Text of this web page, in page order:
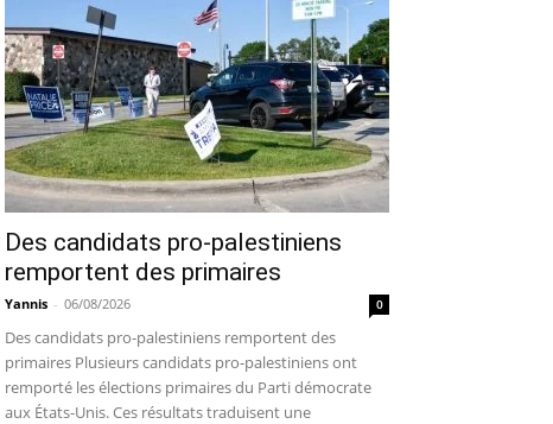
Des candidats pro-palestiniens
remportent des primaires
Yannis - 06/08/2026 0
Des candidats pro-palestiniens remportent des
primaires Plusieurs candidats pro-palestiniens ont
remporté les élections primaires du Parti démocrate
aux États-Unis. Ces résultats traduisent une